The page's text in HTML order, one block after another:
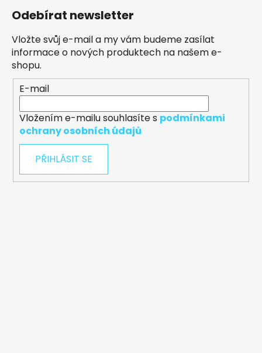
Odebírat newsletter
Vložte svůj e-mail a my vám budeme zasílat
informace o nových produktech na našem e-
shopu.
E-mail
Vložením e-mailu souhlasíte s podmínkami
ochrany osobních údajů
PŘIHLÁSIT SE